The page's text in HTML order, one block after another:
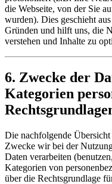
die Webseite, von der Sie
wurden). Dies geschieht
Gründen und hilft uns, die
verstehen und Inhalte zu
6. Zwecke der
Kategorien
Die nachfolgende
Zwecke wir bei der
Daten verarbeiten
Kategorien von
über die Rechtsgrundlage